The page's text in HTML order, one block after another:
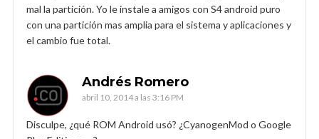
mal la partición. Yo le instale a amigos con S4 android puro
con una partición mas amplia para el sistema y aplicaciones y
el cambio fue total.
Andrés Romero
abril 10, 2014 a las 3:16 PM
Disculpe, ¿qué ROM Android usó? ¿CyanogenMod o Google